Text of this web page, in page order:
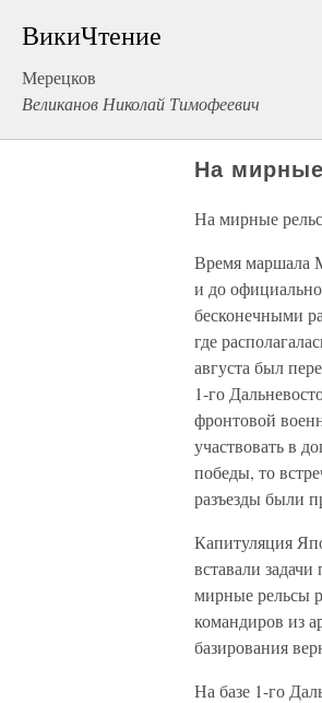
ВикиЧтение
Мерецков
Великанов Николай Тимофеевич
На
На мирные
Время маршала
и до
бесконечными
где
августа был
1-го
фронтовой
участвовать в
победы, то
разъезды были
Капитуляция
вставали
мирные рельсы
командиров из
базирования
На базе 1-го